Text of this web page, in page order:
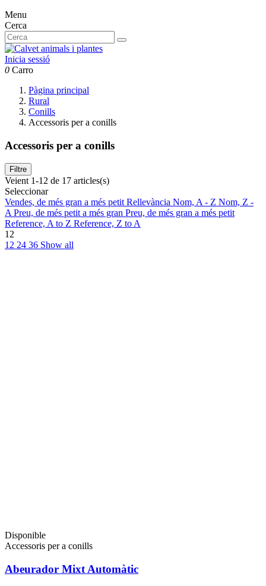
Menu
Cerca
Inicia sessió
0 Carro
Pàgina principal
Rural
Conills
Accessoris per a conills
Accessoris per a conills
Filtre
Veient 1-12 de 17 articles(s)
Seleccionar
Vendes, de més gran a més petitRellevància Nom, A - Z Nom, Z -
APreu, de més petit a més gran Preu, de més gran a més petit
Reference, A to Z Reference, Z to A
12
12 24 36 Show all
Disponible
Accessoris per a conills
Abeurador Mixt Automàtic